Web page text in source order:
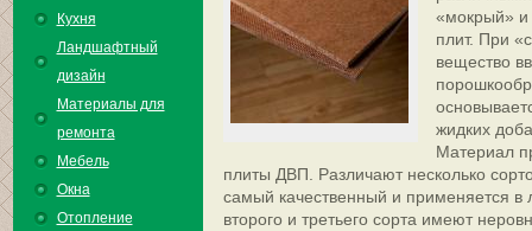
Кухня
Ландшафтный
дизайн
Материалы для
ремонта
Мебель
Окна
Отопление
«мокрый» и
плит. При
вещество
жидких
Материал
плиты ДВП. Различают несколько
самый качественный и применяется в
второго и третьего сорта имеют